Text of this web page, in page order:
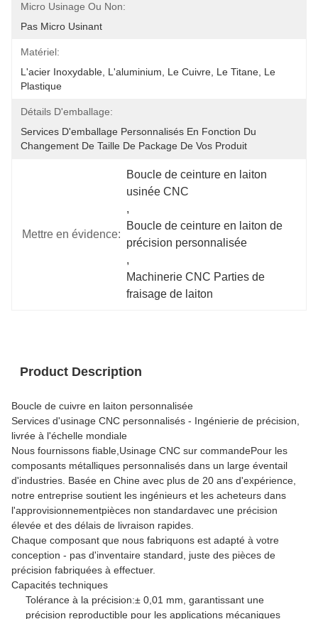
Micro Usinage Ou Non:
Pas Micro Usinant
Matériel:
L'acier Inoxydable, L'aluminium, Le Cuivre, Le Titane, Le
Plastique
Détails D'emballage:
Services D'emballage Personnalisés En Fonction Du
Changement De Taille De Package De Vos Produit
Mettre en évidence:
Boucle de ceinture en laiton
usinée CNC
,
Boucle de ceinture en laiton de
précision personnalisée
,
Machinerie CNC Parties de
fraisage de laiton
Product Description
Boucle de cuivre en laiton personnalisée
Services d'usinage CNC personnalisés - Ingénierie de précision,
livrée à l'échelle mondiale
Nous fournissons fiable, Usinage CNC sur commandePour les
composants métalliques personnalisés dans un large éventail
d'industries. Basée en Chine avec plus de 20 ans d'expérience,
notre entreprise soutient les ingénieurs et les acheteurs dans
l'approvisionnementpièces non standardavec une précision
élevée et des délais de livraison rapides.
Chaque composant que nous fabriquons est adapté à votre
conception - pas d'inventaire standard, juste des pièces de
précision fabriquées à effectuer.
Capacités techniques
Tolérance à la précision:± 0,01 mm, garantissant une
précision reproductible pour les applications mécaniques